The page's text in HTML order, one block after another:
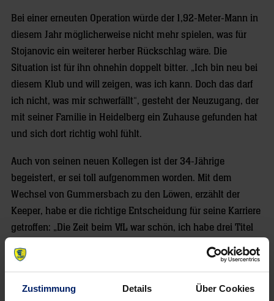
Zustimmung Details Über Cookies
Bei einer erneuten Operation würde der 1,92-Meter-Mann in
diesem Jahr möglicherweise nicht mehr spielen, was für
Stojanovic ein weiterer herber Rückschlag wäre. Die
Situation ist für ihn ohnehin doppelt bitter. „Ich bin neu bei
diesem Klub und will zeigen, was ich kann. Doch das darf
ich nicht, was mir schwerfällt“, gesteht der Neuzugang, der
mit seiner Familie in Heidelberg ein Zuhause gefunden hat
und sich dort richtig wohl fühlt.
Auch von seinen neuen Kollegen ist der 34-Jährige
begeistert, er sei toll aufgenommen worden. Mit dem
Wechsel von Gummersbach zu den Löwen, erzählt der
Keeper, habe er die richtige Entscheidung für seine Karriere
getroffen: „Die Zeit beim VfL war schön, ich habe drei Titel
in fünf Jahren gewonnen. Aber jetzt spiele ich bei einem
noch größeren Klub.“ Und mit dem verfolgt der
Kampfansagen entlocken lässt. „Es ist nicht so einfach,